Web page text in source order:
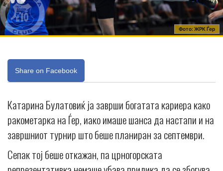
Фото: ЖРК Ѓер
Share on Facebook
Катарина Булатовиќ ја заврши богатата кариера како
ракометарка на Ѓер, иако имаше шанса да настапи и на
завршниот турнир што беше планиран за септември.
Сепак тој беше откажан, па црногорската